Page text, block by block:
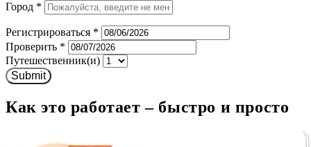
Город *
Регистрироваться *
Проверить *
Путешественник(и)
Submit
Как это работает – быстро и просто